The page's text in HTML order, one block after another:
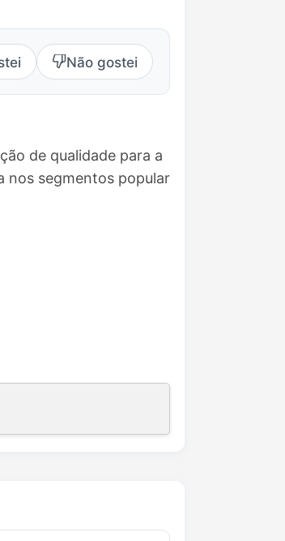
Não gostei
de qualidade para a
nos segmentos popular